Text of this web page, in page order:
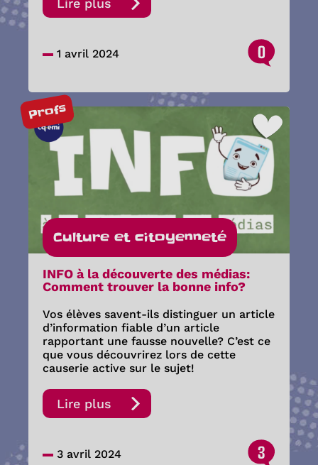
Lire plus
1 avril 2024 0
Profs
Culture et citoyenneté
INFO à la découverte des médias:
Comment trouver la bonne info?
Vos élèves savent-ils distinguer un article
d’information fiable d’un article
rapportant une fausse nouvelle? C’est ce
que vous découvrirez lors de cette
causerie active sur le sujet!
Lire plus
3 avril 2024 3